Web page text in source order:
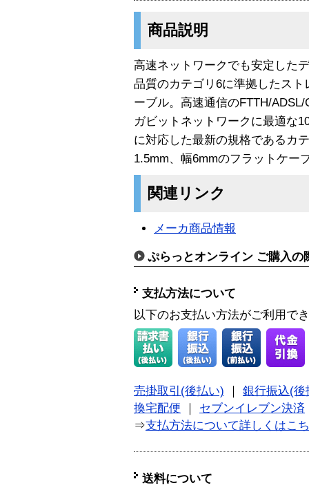
商品説明
高速ネットワークでも安定した
品質のカテゴリ6に準拠したス
ーブル。高速通信のFTTH/
ガビットネットワークに最適な
に対応した最新の規格であるカ
1.5mm、幅6mmのフラットケー
関連リンク
メーカ商品情報
ぷらっとオンライン ご購入の
支払方法について
以下のお支払い方法がご利用で
売掛取引(後払い)
銀行振込(後
換宅配便
セブンイレブン決済
⇒支払方法について詳しくはこ
送料について